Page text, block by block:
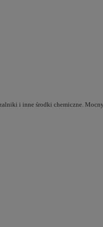
i inne środki chemiczne.